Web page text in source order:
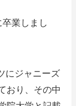
業しまし
にジャニーズ
おり、その中